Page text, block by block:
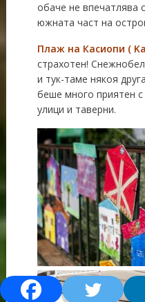
обаче не впечатлява
южната част на
Плаж на Касиопи (
страхотен!
и тук-таме някоя
беше много приятен с
улици и таверни.